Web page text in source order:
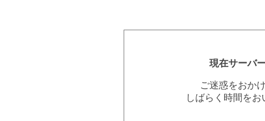
現在サーバ
ご迷惑をおか
しばらく時間を